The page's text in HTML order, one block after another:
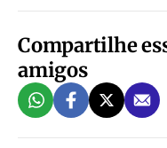
Compartilhe
amigos